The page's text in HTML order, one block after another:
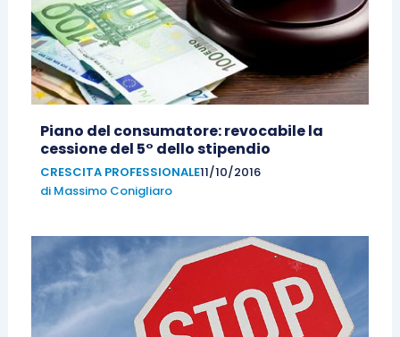
Piano del consumatore: revocabile la
cessione del 5° dello stipendio
CRESCITA PROFESSIONALE11/10/2016
di Massimo Conigliaro